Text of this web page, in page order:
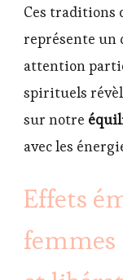
Ces traditions
représente un
attention
spirituels
sur notre
avec les
Effets